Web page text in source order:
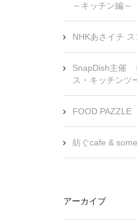
～キッチン編～
NHKあさイチ ス
SnapDish主催
ス・キッチンツ
FOOD PAZZLE
紡ぐcafe &
アーカイブ